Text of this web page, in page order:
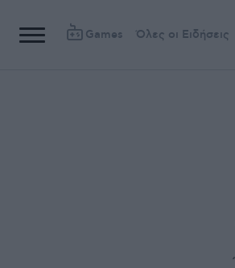
Games Όλες οι Ειδήσεις